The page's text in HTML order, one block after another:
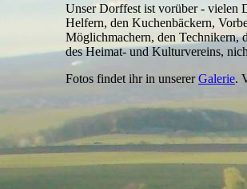
Unser Dorffest ist vorüber - vielen
Helfern, den Kuchenbäckern,
Möglichmachern, den Technikern,
des Heimat- und Kulturvereins,
Fotos findet ihr in unsererGalerie.